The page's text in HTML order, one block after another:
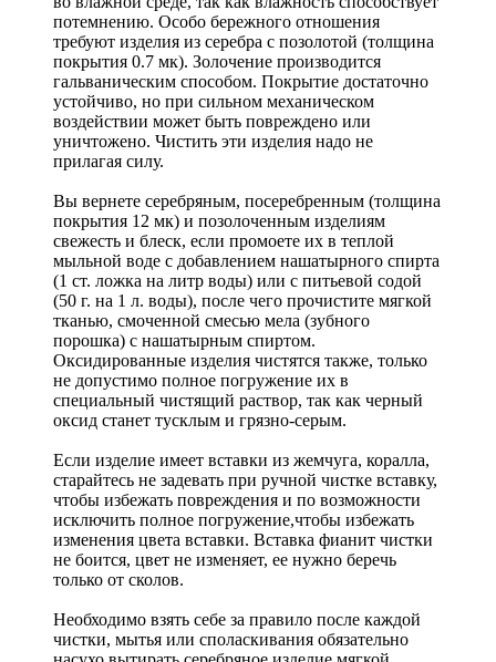
потемнению. Особо бережного отношения
требуют изделия из серебра с позолотой (толщина
покрытия 0.7 мк). Золочение производится
гальваническим способом. Покрытие достаточно
устойчиво, но при сильном механическом
воздействии может быть повреждено или
уничтожено. Чистить эти изделия надо не
прилагая силу.
Вы вернете серебряным, посеребренным (толщина
покрытия 12 мк) и позолоченным изделиям
свежесть и блеск, если промоете их в теплой
мыльной воде с добавлением нашатырного спирта
(1 ст. ложка на литр воды) или с питьевой содой
(50 г. на 1 л. воды), после чего прочистите мягкой
тканью, смоченной смесью мела (зубного
порошка) с нашатырным спиртом.
Оксидированные изделия чистятся также, только
не допустимо полное погружение их в
специальный чистящий раствор, так как черный
оксид станет тусклым и грязно-серым.
Если изделие имеет вставки из жемчуга, коралла,
старайтесь не задевать при ручной чистке вставку,
чтобы избежать повреждения и по возможности
исключить полное погружение,чтобы избежать
изменения цвета вставки. Вставка фианит чистки
не боится, цвет не изменяет, ее нужно беречь
только от сколов.
Необходимо взять себе за правило после каждой
чистки, мытья или споласкивания обязательно